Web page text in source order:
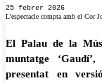
25 febrer 2026
L’espectacle compta amb el Cor
El Palau de la
muntatge
presentat en